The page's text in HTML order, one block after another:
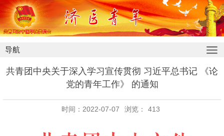
导航
共青团中央关于深入学习宣传贯彻 习近平总书记 《论
党的青年工作》 的通知
时间：2022-07-07 浏览： 413